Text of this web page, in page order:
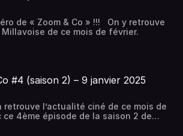
de « Zoom & Co » !!! On y retrouve
de ce mois de février.
#4 (saison 2) – 9 janvier 2025
retrouve l’actualité ciné de ce mois de
ce 4ème épisode de la saison 2 de